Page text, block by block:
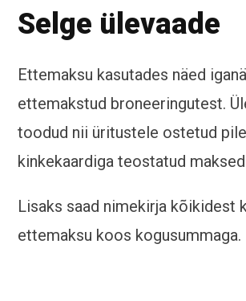
Selge ülevaade
Ettemaksu kasutades näed
ettemakstud broneeringutest.
toodud nii üritustele ostetud
kinkekaardiga teostatud
Lisaks saad nimekirja kõikidest
ettemaksu koos kogusummaga.